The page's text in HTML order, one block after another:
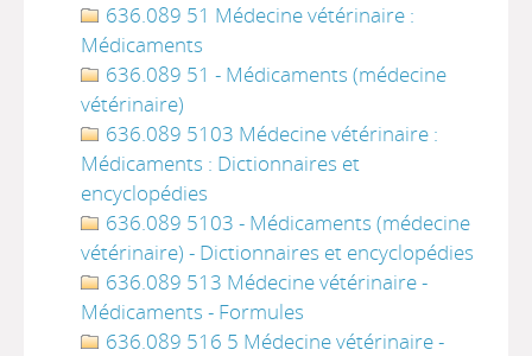
636.089 51 Médecine vétérinaire :
Médicaments
636.089 51 - Médicaments (médecine
vétérinaire)
636.089 5103 Médecine vétérinaire :
Médicaments : Dictionnaires et
encyclopédies
636.089 5103 - Médicaments (médecine
vétérinaire) - Dictionnaires et encyclopédies
636.089 513 Médecine vétérinaire -
Médicaments - Formules
636.089 516 5 Médecine vétérinaire -